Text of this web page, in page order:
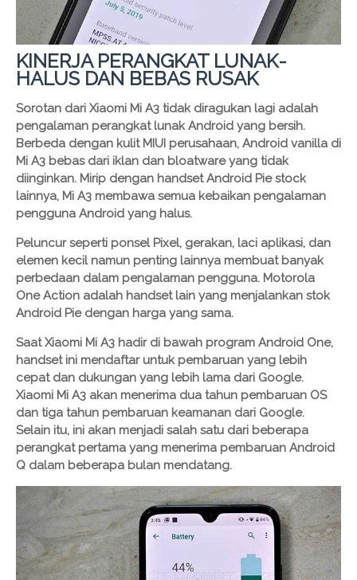
KINERJA PERANGKAT LUNAK-
HALUS DAN BEBAS RUSAK
Sorotan dari Xiaomi Mi A3 tidak diragukan lagi adalah
pengalaman perangkat lunak Android yang bersih.
Berbeda dengan kulit MIUI perusahaan, Android vanilla di
Mi A3 bebas dari iklan dan bloatware yang tidak
diinginkan. Mirip dengan handset Android Pie stock
lainnya, Mi A3 membawa semua kebaikan pengalaman
pengguna Android yang halus.
Peluncur seperti ponsel Pixel, gerakan, laci aplikasi, dan
elemen kecil namun penting lainnya membuat banyak
perbedaan dalam pengalaman pengguna. Motorola
One Action adalah handset lain yang menjalankan stok
Android Pie dengan harga yang sama.
Saat Xiaomi Mi A3 hadir di bawah program Android One,
handset ini mendaftar untuk pembaruan yang lebih
cepat dan dukungan yang lebih lama dari Google.
Xiaomi Mi A3 akan menerima dua tahun pembaruan OS
dan tiga tahun pembaruan keamanan dari Google.
Selain itu, ini akan menjadi salah satu dari beberapa
perangkat pertama yang menerima pembaruan Android
Q dalam beberapa bulan mendatang.